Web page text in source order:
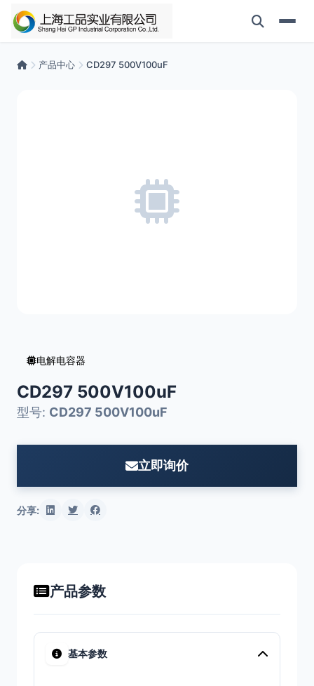
产品中心 CD297 500V100uF
电解电容器
CD297 500V100uF
型号: CD297 500V100uF
立即询价
分享:
产品参数
基本参数